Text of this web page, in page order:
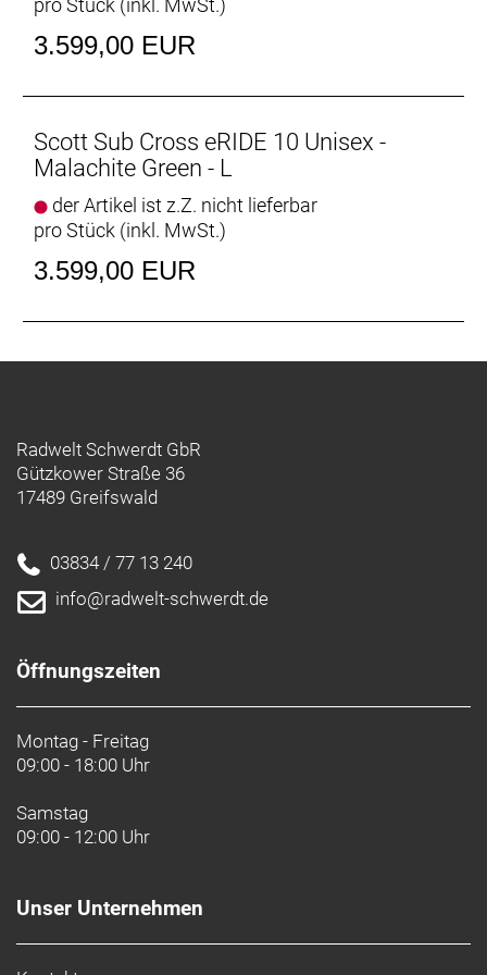
Motor: Bosch Performance CX BES3s, EU: 25kmh /
US: 20mph
Batterie: 625Wh PowerTube Battery
Display: Intuvia 100 Display
Empfehlung Mindestgröße: 150 cm
pro Stück (inkl. MwSt.)
3.599,00 EUR
Scott Sub Cross eRIDE 10 Unisex -
Malachite Green - L
der Artikel ist z.Z. nicht lieferbar
pro Stück (inkl. MwSt.)
3.599,00 EUR
Radwelt Schwerdt GbR
Gützkower Straße 36
17489 Greifswald
03834 / 77 13 240
info@radwelt-schwerdt.de
Öffnungszeiten
Montag - Freitag
09:00 - 18:00 Uhr
Samstag
09:00 - 12:00 Uhr
Unser Unternehmen